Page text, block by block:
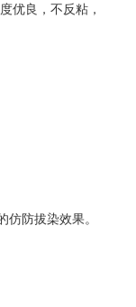
优良，不反粘，
仿防拔染效果。